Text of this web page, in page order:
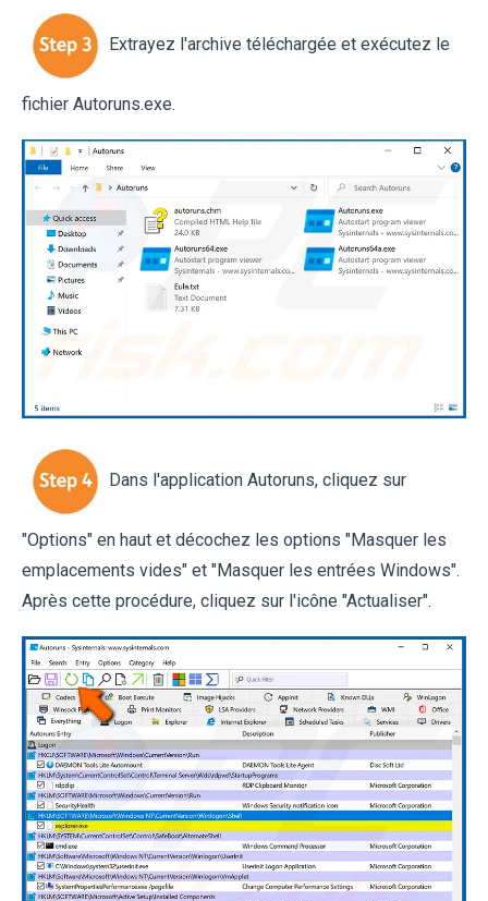
Extrayez l'archive téléchargée et exécutez le
fichier Autoruns.exe.
Dans l'application Autoruns, cliquez sur
"Options" en haut et décochez les options "Masquer les
emplacements vides" et "Masquer les entrées Windows".
Après cette procédure, cliquez sur l'icône "Actualiser".